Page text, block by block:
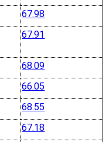
67.98
67.91
68.09
66.05
68.55
67.18